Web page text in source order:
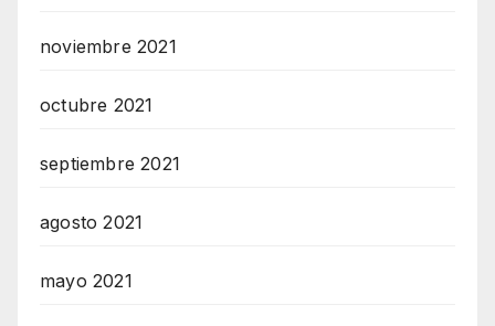
noviembre 2021
octubre 2021
septiembre 2021
agosto 2021
mayo 2021